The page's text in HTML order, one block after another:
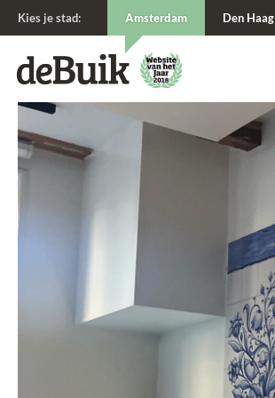
Kies je stad: Amsterdam Den Haag
De Buik van {city: city}
De Buik